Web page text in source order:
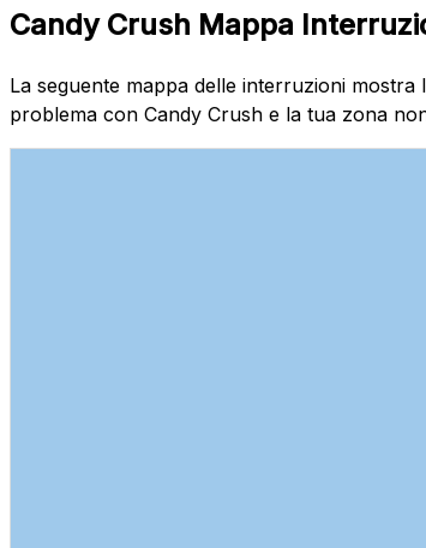
Candy Crush Mappa
La seguente mappa delle interruzioni
problema con Candy Crush e la tua zona